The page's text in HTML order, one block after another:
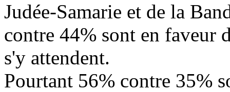
Judée-Samarie et de la
contre 44% sont en faveur
s'y attendent.
Pourtant 56% contre 35%